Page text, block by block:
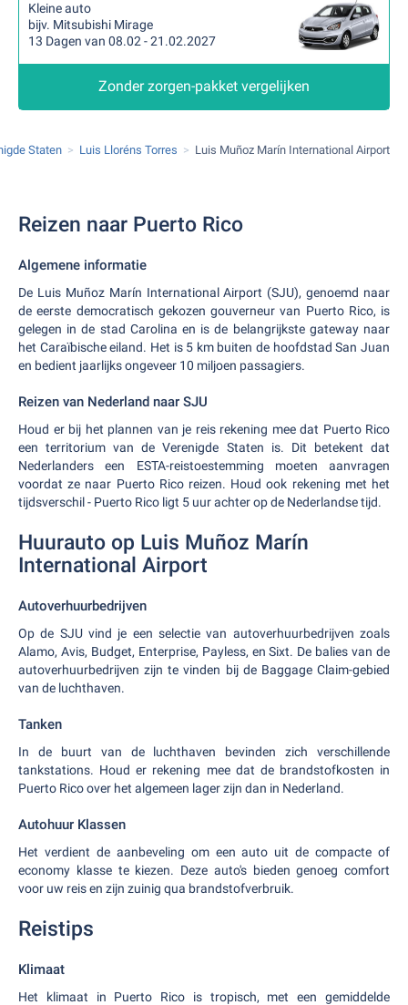
Kleine auto
bijv. Mitsubishi Mirage
13 Dagen van 08.02 - 21.02.2027
Zonder zorgen-pakket vergelijken
Staten Luis Lloréns Torres Luis Muñoz Marín International Airport
Reizen naar Puerto Rico
Algemene informatie
De Luis Muñoz Marín International Airport (SJU), genoemd naar
de eerste democratisch gekozen gouverneur van Puerto Rico, is
gelegen in de stad Carolina en is de belangrijkste gateway naar
het Caraïbische eiland. Het is 5 km buiten de hoofdstad San Juan
en bedient jaarlijks ongeveer 10 miljoen passagiers.
Reizen van Nederland naar SJU
Houd er bij het plannen van je reis rekening mee dat Puerto Rico
een territorium van de Verenigde Staten is. Dit betekent dat
Nederlanders een ESTA-reistoestemming moeten aanvragen
voordat ze naar Puerto Rico reizen. Houd ook rekening met het
tijdsverschil - Puerto Rico ligt 5 uur achter op de Nederlandse tijd.
Huurauto op Luis Muñoz Marín
International Airport
Autoverhuurbedrijven
Op de SJU vind je een selectie van autoverhuurbedrijven zoals
Alamo, Avis, Budget, Enterprise, Payless, en Sixt. De balies van de
autoverhuurbedrijven zijn te vinden bij de Baggage Claim-gebied
van de luchthaven.
Tanken
In de buurt van de luchthaven bevinden zich verschillende
tankstations. Houd er rekening mee dat de brandstofkosten in
Puerto Rico over het algemeen lager zijn dan in Nederland.
Autohuur Klassen
Het verdient de aanbeveling om een auto uit de compacte of
economy klasse te kiezen. Deze auto's bieden genoeg comfort
voor uw reis en zijn zuinig qua brandstofverbruik.
Reistips
Klimaat
Het klimaat in Puerto Rico is tropisch, met een gemiddelde